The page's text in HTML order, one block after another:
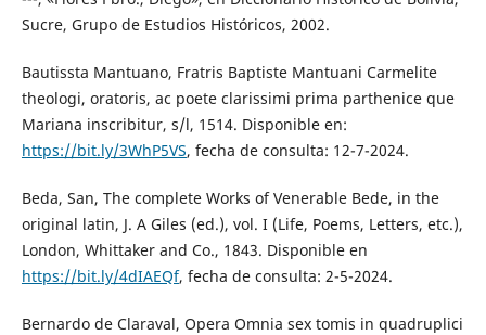
Sucre, Grupo de Estudios Históricos, 2002.
Bautissta Mantuano, Fratris Baptiste Mantuani Carmelite
theologi, oratoris, ac poete clarissimi prima parthenice que
Mariana inscribitur, s/l, 1514. Disponible en:
https://bit.ly/3WhP5VS, fecha de consulta: 12-7-2024.
Beda, San, The complete Works of Venerable Bede, in the
original latin, J. A Giles (ed.), vol. I (Life, Poems, Letters, etc.),
London, Whittaker and Co., 1843. Disponible en
https://bit.ly/4dIAEQf, fecha de consulta: 2-5-2024.
Bernardo de Claraval, Opera Omnia sex tomis in quadruplici